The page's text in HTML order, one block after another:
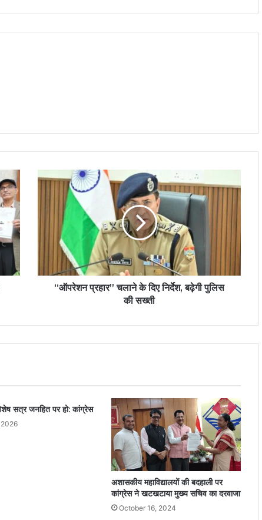
“ऑपरेशन प्रहार” चलाने के दिए निर्देश, बढ़ेगी पुलिस
की सख्ती
सत्र जनहित पर हो: कांग्रेस
अशासकीय महाविद्यालयों की बदहाली पर
कांग्रेस ने खटखटाया मुख्य सचिव का दरवाजा
October 16, 2024